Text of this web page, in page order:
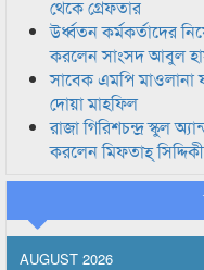
থেকে গ্রেফতার
উর্ধ্বতন কর্মকর্তাদের
করলেন সাংসদ আবুল
সাবেক এমপি মাওলানা
দোয়া মাহফিল
রাজা গিরিশচন্দ্র স্কুল
করলেন মিফতাহ্ সিদ্দিকী
AUGUST 2026